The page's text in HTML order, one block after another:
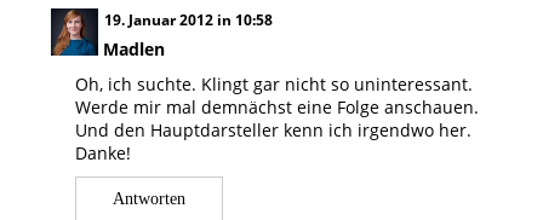
Madlen
19. Januar 2012 in 10:58
Oh, ich suchte. Klingt gar nicht so uninteressant.
Werde mir mal demnächst eine Folge anschauen.
Und den Hauptdarsteller kenn ich irgendwo her.
Danke!
Antworten